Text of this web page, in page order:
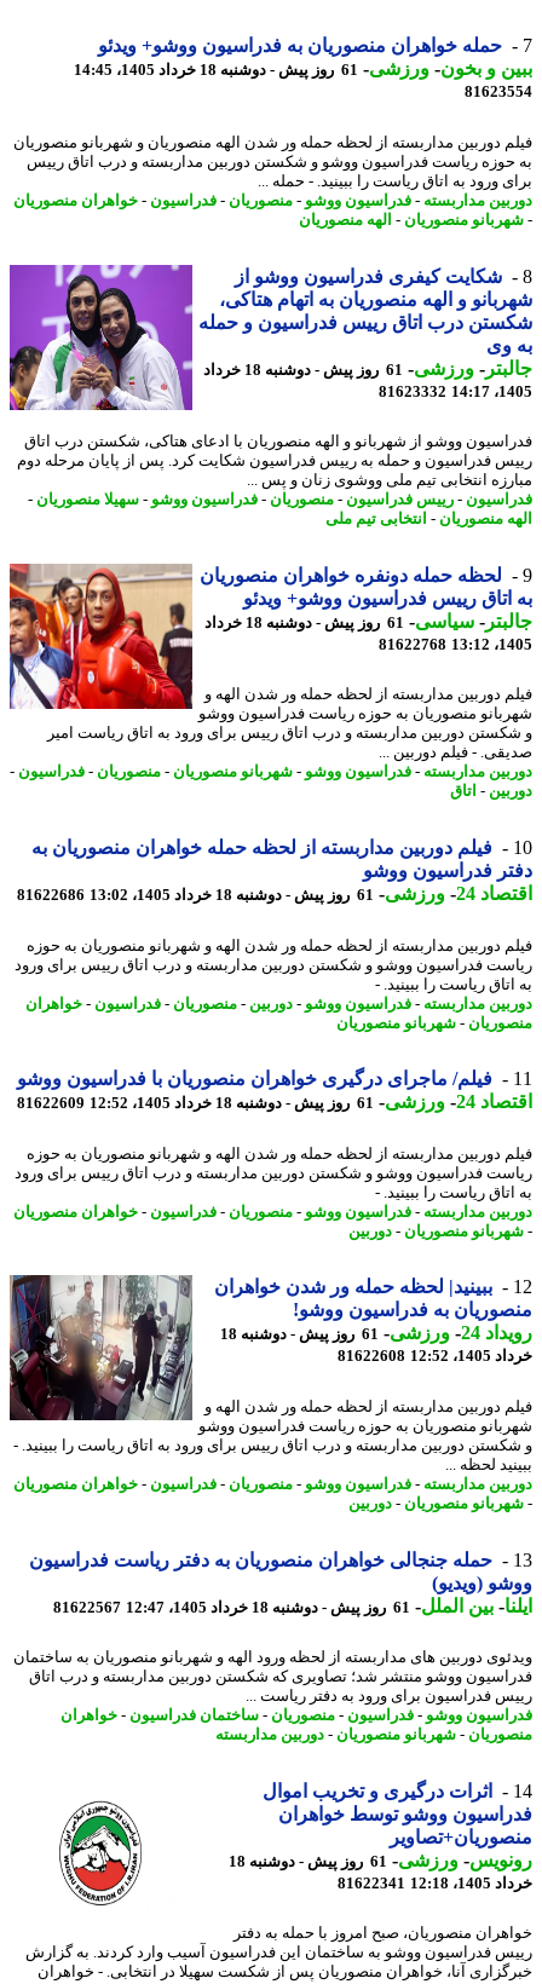
حمله خواهران منصوریان به فدراسیون ووشو+ ویدئو
و بخون-ورزشی-61 روز پیش - دوشنبه 18 خرداد 1405، 14:45
دوربین مداربسته از لحظه حمله ور شدن الهه منصوریان و شهربانو منصوریان
ریاست فدراسیون ووشو و شکستن دوربین مداربسته و درب اتاق رییس
ورود به اتاق ریاست را ببینید. - حمله ...
مداربسته-فدراسیون ووشو-منصوریان-فدراسیون-خواهران منصوریان
منصوریان-الهه منصوریان
شکایت کیفری فدراسیون ووشو از
و الهه منصوریان به اتهام هتاکی،
درب اتاق رییس فدراسیون و حمله
وی
-ورزشی-
61 روز پیش - دوشنبه 18 خرداد
81623332
ووشو از شهربانو و الهه منصوریان با ادعای هتاکی، شکستن درب اتاق
فدراسیون و حمله به رییس فدراسیون شکایت کرد. پس از پایان مرحله دوم
انتخابی تیم ملی ووشوی زنان و پس ...
-رییس فدراسیون-منصوریان-فدراسیون ووشو-سهیلا منصوریان-
منصوریان-انتخابی تیم ملی
لحظه حمله دونفره خواهران منصوریان
اتاق رییس فدراسیون ووشو+ ویدئو
-سیاسی-
61 روز پیش - دوشنبه 18 خرداد
81622768
دوربین مداربسته از لحظه حمله ور شدن الهه و
منصوریان به حوزه ریاست فدراسیون ووشو
دوربین مداربسته و درب اتاق رییس برای ورود به اتاق ریاست امیر
- فیلم دوربین ...
مداربسته-فدراسیون ووشو-شهربانو منصوریان-منصوریان-فدراسیون-
-اتاق
فیلم دوربین مداربسته از لحظه حمله خواهران منصوریان به
فدراسیون ووشو
24
-ورزشی-61 روز پیش - دوشنبه 18 خرداد 1405، 13:02 81622686
دوربین مداربسته از لحظه حمله ور شدن الهه و شهربانو منصوریان به حوزه
فدراسیون ووشو و شکستن دوربین مداربسته و درب اتاق رییس برای ورود
ریاست را ببینید. -
مداربسته-فدراسیون ووشو-دوربین-منصوریان-فدراسیون-خواهران
-شهربانو منصوریان
فیلم/ ماجرای درگیری خواهران منصوریان با فدراسیون ووشو
24
-ورزشی-61 روز پیش - دوشنبه 18 خرداد 1405، 12:52 81622609
دوربین مداربسته از لحظه حمله ور شدن الهه و شهربانو منصوریان به حوزه
فدراسیون ووشو و شکستن دوربین مداربسته و درب اتاق رییس برای ورود
ریاست را ببینید. -
مداربسته-فدراسیون ووشو-منصوریان-فدراسیون-خواهران منصوریان
منصوریان-دوربین
ببینید| لحظه حمله ور شدن خواهران
به فدراسیون ووشو!
24
-ورزشی-
61 روز پیش - دوشنبه 18
12:52
81622608
دوربین مداربسته از لحظه حمله ور شدن الهه و
منصوریان به حوزه ریاست فدراسیون ووشو
دوربین مداربسته و درب اتاق رییس برای ورود به اتاق ریاست را ببینید. -
لحظه ...
مداربسته-فدراسیون ووشو-منصوریان-فدراسیون-خواهران منصوریان
منصوریان-دوربین
حمله جنجالی خواهران منصوریان به دفتر ریاست فدراسیون
(ویدیو)
-بین الملل-61 روز پیش - دوشنبه 18 خرداد 1405، 12:47 81622567
دوربین های مداربسته از لحظه ورود الهه و شهربانو منصوریان به ساختمان
ووشو منتشر شد؛ تصاویری که شکستن دوربین مداربسته و درب اتاق
فدراسیون برای ورود به دفتر ریاست ...
ووشو-فدراسیون-منصوریان-ساختمان فدراسیون-خواهران
-شهربانو منصوریان-دوربین مداربسته
اثرات درگیری و تخریب اموال
ووشو توسط خواهران
-ورزشی-
61 روز پیش - دوشنبه 18
12:18
81622341
منصوریان، صبح امروز با حمله به دفتر
فدراسیون ووشو به ساختمان این فدراسیون آسیب وارد کردند. به گزارش
آنا، خواهران منصوریان پس از شکست سهیلا در انتخابی. - خواهران